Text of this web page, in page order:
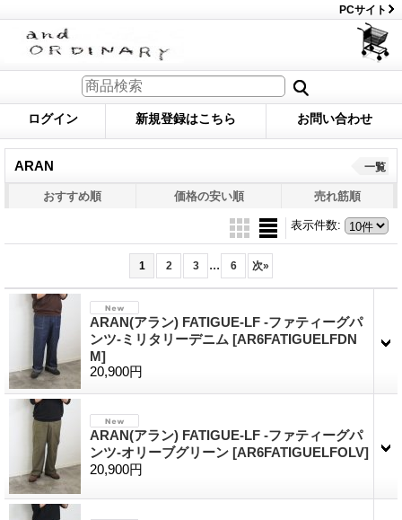
PCサイト
ログイン 新規登録はこちら お問い合わせ
ARAN 一覧
おすすめ順 価格の安い順 売れ筋順
表示件数:
1 2 3 ... 6 次»
ARAN(アラン) FATIGUE-LF -ファティーグパ
ンツ-ミリタリーデニム [AR6FATIGUELFDN
M]
20,900円
ARAN(アラン) FATIGUE-LF -ファティーグパ
ンツ-オリーブグリーン [AR6FATIGUELFOLV]
20,900円